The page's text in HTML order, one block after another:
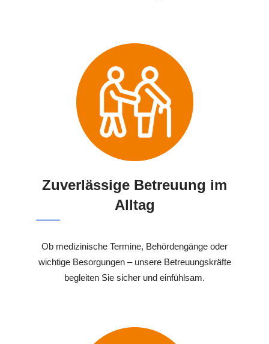
Zuverlässige Betreuung im
Alltag
Ob medizinische Termine, Behördengänge oder
wichtige Besorgungen – unsere Betreuungskräfte
begleiten Sie sicher und einfühlsam.